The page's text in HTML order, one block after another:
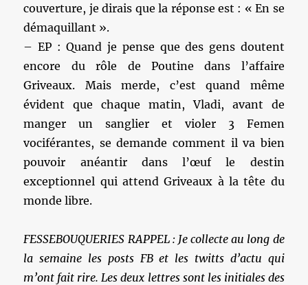
couverture, je dirais que la réponse est : « En se
démaquillant ».
– EP : Quand je pense que des gens doutent
encore du rôle de Poutine dans l’affaire
Griveaux. Mais merde, c’est quand même
évident que chaque matin, Vladi, avant de
manger un sanglier et violer 3 Femen
vociférantes, se demande comment il va bien
pouvoir anéantir dans l’œuf le destin
exceptionnel qui attend Griveaux à la tête du
monde libre.
FESSEBOUQUERIES RAPPEL : Je collecte au long de
la semaine les posts FB et les twitts d’actu qui
m’ont fait rire. Les deux lettres sont les initiales des